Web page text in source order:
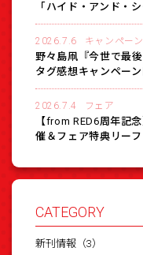
「ハイド・アンド・
2026.7.6 キャンペーン
野々島凧『今世で最
タグ感想キャンペーン
2026.7.4 フェア
【from RED6周年記
催＆フェア特典リー
CATEGORY
新刊情報（3）